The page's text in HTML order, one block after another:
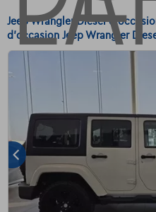
Jeep Wrangler Diesel
d'occasion Jeep Wrangler